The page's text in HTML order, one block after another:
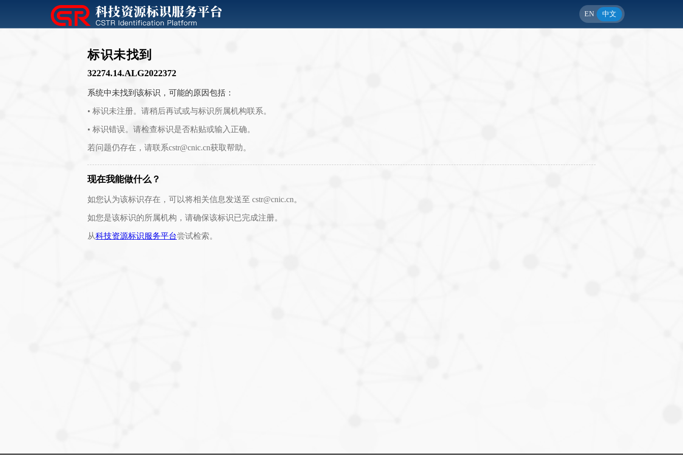
EN 中文
标识未找到
32274.14.ALG2022372
系统中未找到该标识，可能的原因包括：
• 标识未注册。请稍后再试或与标识所属机构联系。
• 标识错误。请检查标识是否粘贴或输入正确。
若问题仍存在，请联系cstr@cnic.cn获取帮助。
现在我能做什么？
如您认为该标识存在，可以将相关信息发送至 cstr@cnic.cn。
如您是该标识的所属机构，请确保该标识已完成注册。
从科技资源标识服务平台尝试检索。